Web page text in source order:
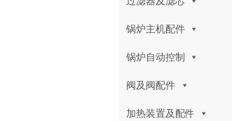
锅炉主机配件
锅炉自动控制
阀及阀配件
加热装置及配件